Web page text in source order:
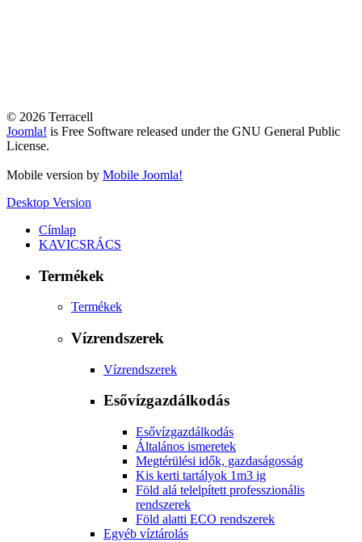
© 2026 Terracell
Joomla! is Free Software released under the GNU General Public
License.
Mobile version by Mobile Joomla!
Desktop Version
Címlap
KAVICSRÁCS
Termékek
Termékek
Vízrendszerek
Vízrendszerek
Esővízgazdálkodás
Esővízgazdálkodás
Általános ismeretek
Megtérülési idők, gazdaságosság
Kis kerti tartályok 1m3 ig
Föld alá telelpített professzionális
rendszerek
Föld alatti ECO rendszerek
Egyéb víztárolás